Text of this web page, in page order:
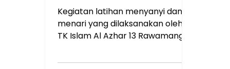
Murid TK Islam Al Azhar
13 Rawamangun
Kegiatan latihan menyanyi dan
menari yang dilaksanakan oleh
TK Islam Al Azhar 13 Rawamangun
pengembangan potensi seni dan